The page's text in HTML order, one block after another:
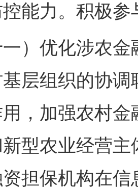
能力。积极
优化涉农金
层组织的协
，加强农村
型农业经营
担保机构在